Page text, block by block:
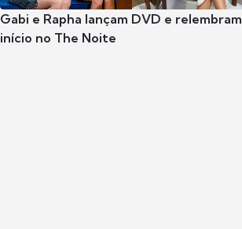
Gabi e Rapha lançam DVD e relembram
início no The Noite